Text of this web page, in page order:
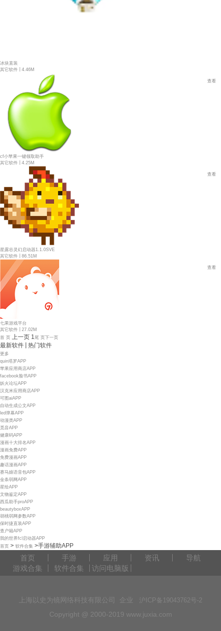
冰块直装
其它软件
4.46M
cf小苹果一键领取助手
其它软件
4.25M
查看
星露谷灵幻启动器1.1.0SVE
其它软件
86.51M
查看
七果游戏平台
其它软件
27.02M
查看
首 页 上一页 1 尾 页下一页
最新软件 | 热门软件
更多
quin塔罗APP
苹果应用商店APP
facebook脸书APP
妖火论坛APP
汉克米应用商店APP
可图aiAPP
自动生成公文APP
led弹幕APP
动漫类APP
觅音APP
健康码APP
漫画十大排名APP
漫画免费APP
免费漫画APP
趣话漫画APP
赛马娘语音包APP
金条弱网APP
星绘APP
文物鉴定APP
西瓜助手proAPP
beautyboxAPP
胡桃弱网参数APP
保时捷直装APP
查户籍APP
我的世界fcl启动器APP
首页 > 软件合集 >手游辅助APP
首页 手游 应用 资讯
导航
游戏合集
软件合集 访问电脑版
上海以史为镜网络科技有限公司 企业 沪ICP备19043762号-2
Copyright @ 2000-2019 www.juxia.com